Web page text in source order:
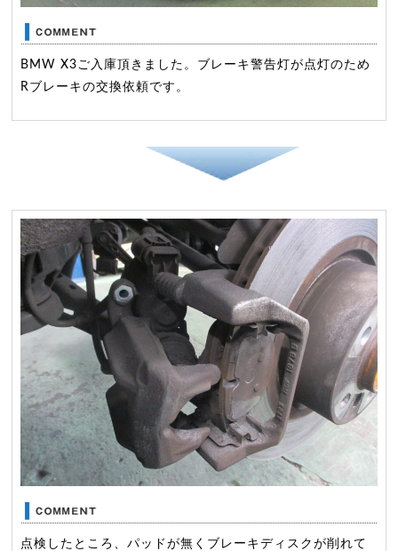
BMW X3ご入庫頂きました。ブレーキ警告灯が点灯のため
Rブレーキの交換依頼です。
点検したところ、パッドが無くブレーキディスクが削れて